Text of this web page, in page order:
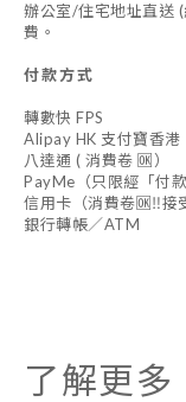
辦公室/住宅地址直送
費。
付款方式
轉數快 FPS
Alipay HK 支付寶香港
八達通 ( 消費卷 🆗）
PayMe（只限經「付
信用卡（消費卷🆗‼️接
銀行轉帳／ATM
了解更多